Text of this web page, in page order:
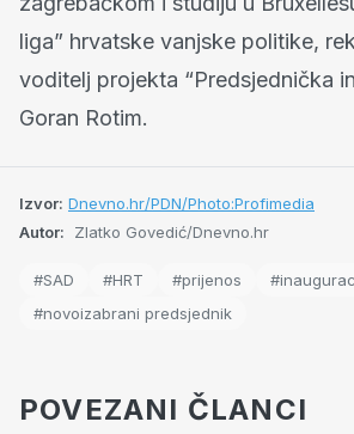
liga” hrvatske vanjske politike,
voditelj projekta “Predsjednička
Goran Rotim.
Izvor: Dnevno.hr/PDN/Photo:Profimedia
Autor:
Zlatko Govedić/Dnevno.hr
#SAD #HRT #prijenos
#novoizabrani predsjednik
POVEZANI ČLANCI